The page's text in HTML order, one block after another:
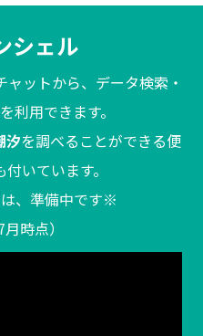
シェル
ットから、データ検索・
利用できます。
汐を調べることができる便
いています。
、準備中です※
時点）